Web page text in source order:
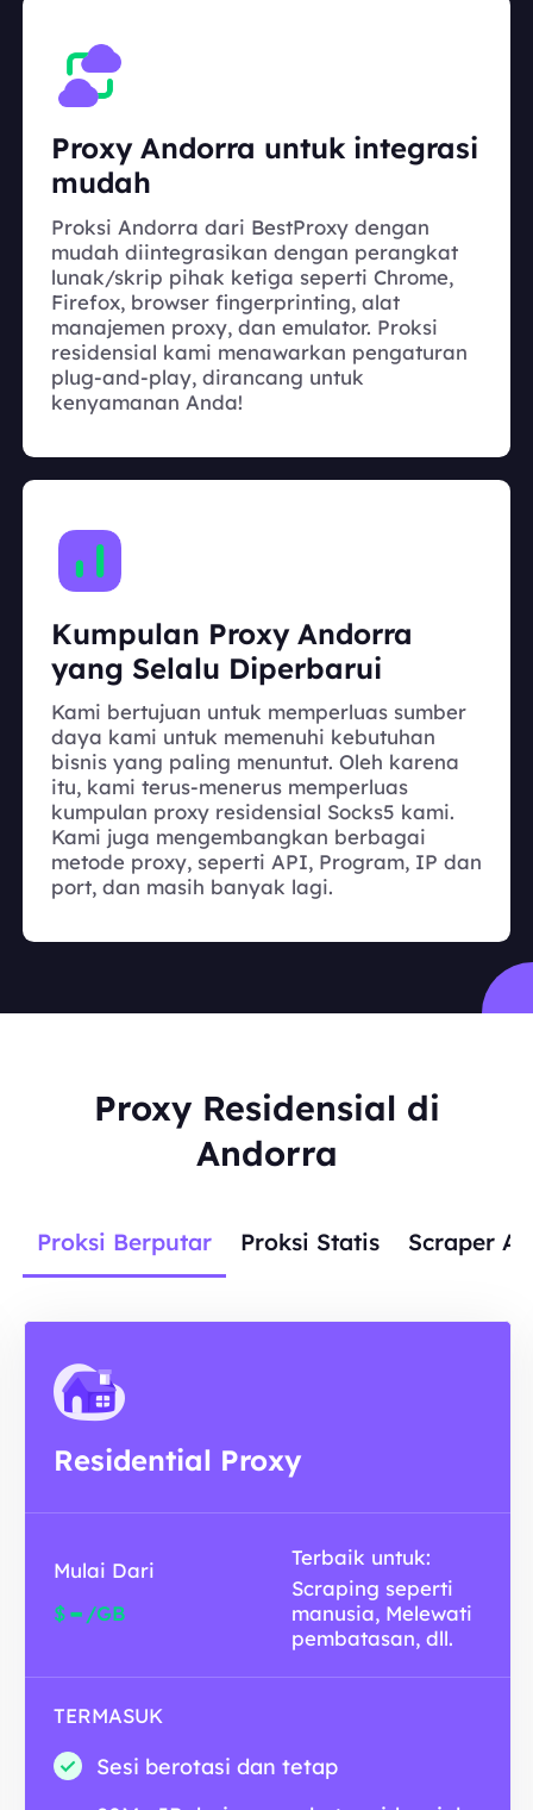
Proxy Andorra untuk integrasi
mudah
Proksi Andorra dari BestProxy dengan
mudah diintegrasikan dengan perangkat
lunak/skrip pihak ketiga seperti Chrome,
Firefox, browser fingerprinting, alat
manajemen proxy, dan emulator. Proksi
residensial kami menawarkan pengaturan
plug-and-play, dirancang untuk
kenyamanan Anda!
Kumpulan Proxy Andorra
yang Selalu Diperbarui
Kami bertujuan untuk memperluas sumber
daya kami untuk memenuhi kebutuhan
bisnis yang paling menuntut. Oleh karena
itu, kami terus-menerus memperluas
kumpulan proxy residensial Socks5 kami.
Kami juga mengembangkan berbagai
metode proxy, seperti API, Program, IP dan
port, dan masih banyak lagi.
Proxy Residensial di
Andorra
Proksi Berputar Proksi Statis Scraper
Residential Proxy
Mulai Dari
$- /GB
Terbaik untuk:
Scraping seperti
manusia, Melewati
pembatasan, dll.
TERMASUK
Sesi berotasi dan tetap